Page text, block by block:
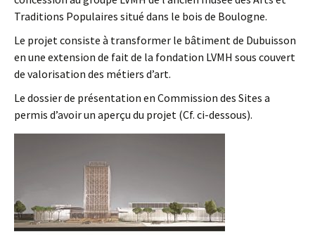
Traditions Populaires situé dans le bois de Boulogne.
Le projet consiste à transformer le bâtiment de Dubuisson
en une extension de fait de la fondation LVMH sous couvert
de valorisation des métiers d’art.
Le dossier de présentation en Commission des Sites a
permis d’avoir un aperçu du projet (Cf. ci-dessous).